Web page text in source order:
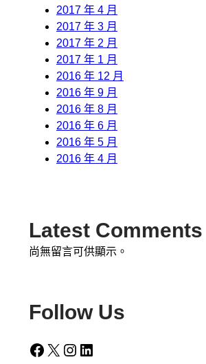
2017 年 4 月
2017 年 3 月
2017 年 2 月
2017 年 1 月
2016 年 12 月
2016 年 9 月
2016 年 8 月
2016 年 6 月
2016 年 5 月
2016 年 4 月
Latest Comments
尚無留言可供顯示。
Follow Us
Facebook X Instagram LinkedIn